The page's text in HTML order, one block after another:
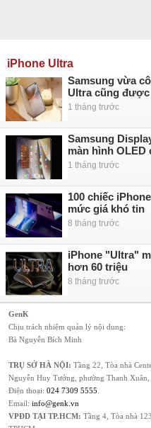
iPhone Ultra
Samsung vừa
Ultra cũng được
1 tháng trước
Samsung
màn hình OLED
1 tháng trước
100 chiếc
mức giá khó tin
8 tháng trước
iPhone "Ultra"
hơn 60 triệu
8 tháng trước
GenK
Chịu trách nhiệm quản lý nội dung:
Bà Nguyễn Bích Minh
TRỤ SỞ HÀ NỘI: Tầng 22, Tòa nhà
Nguyễn Huy Tưởng, phường Thanh
Điện thoại: 024 7309 5555
Email: info@genk.vn
VPĐD TẠI TP.HCM: Tầng 4, Tòa nhà